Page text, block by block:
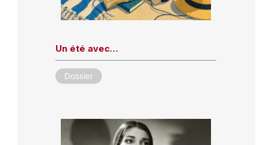
Un été avec…
Dossier